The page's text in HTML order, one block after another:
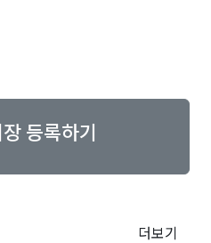
등록하기
더보기